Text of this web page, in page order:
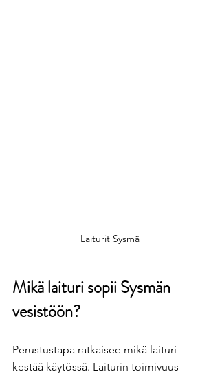
Laiturit Sysmä
Mikä laituri sopii Sysmän
vesistöön?
Perustustapa ratkaisee mikä laituri
kestää käytössä. Laiturin toimivuus